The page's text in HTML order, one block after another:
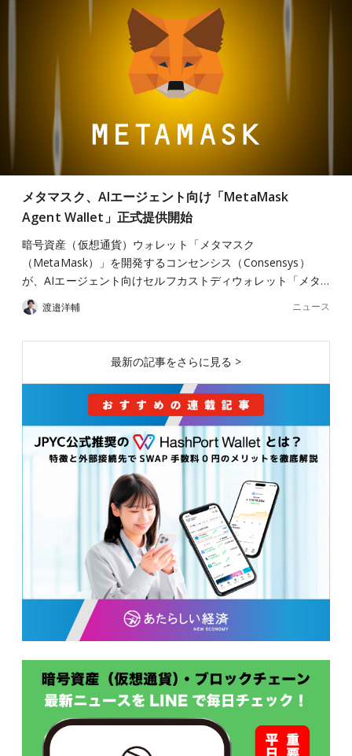
メタマスク、AIエージェント向け「MetaMask
Agent Wallet」正式提供開始
暗号資産（仮想通貨）ウォレット「メタマスク
（MetaMask）」を開発するコンセンシス（Consensys）
が、AIエージェント向けセルフカストディウォレット「メタ…
渡邉洋輔 ニュース
最新の記事をさらに見る >